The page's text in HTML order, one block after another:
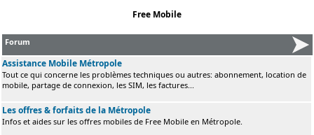
Free Mobile
Forum
Assistance Mobile Métropole
Tout ce qui concerne les problèmes techniques ou autres: abonnement, location de
mobile, partage de connexion, les SIM, les factures...
Les offres & forfaits de la Métropole
Infos et aides sur les offres mobiles de Free Mobile en Métropole.